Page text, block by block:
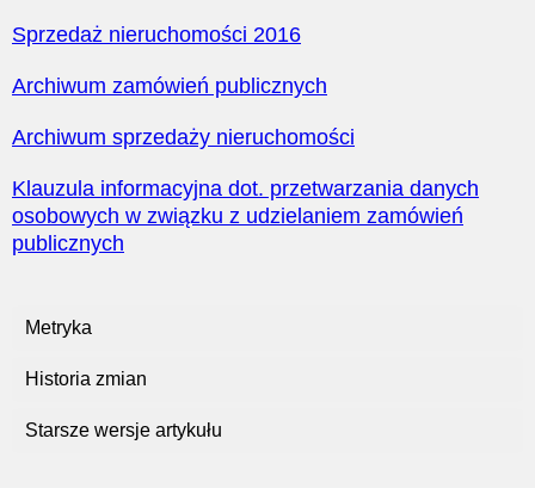
Sprzedaż nieruchomości 2016
Archiwum zamówień publicznych
Archiwum sprzedaży nieruchomości
Klauzula informacyjna dot. przetwarzania danych
osobowych w związku z udzielaniem zamówień
publicznych
Metryka
Historia zmian
Starsze wersje artykułu